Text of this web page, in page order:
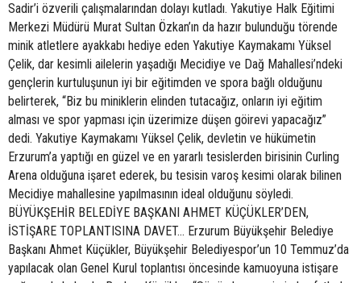
Sadir’i özverili çalışmalarından dolayı kutladı. Yakutiye Halk Eğitimi
Merkezi Müdürü Murat Sultan Özkan’ın da hazır bulunduğu törende
minik atletlere ayakkabı hediye eden Yakutiye Kaymakamı Yüksel
Çelik, dar kesimli ailelerin yaşadığı Mecidiye ve Dağ Mahallesi’ndeki
gençlerin kurtuluşunun iyi bir eğitimden ve spora bağlı olduğunu
belirterek, “Biz bu miniklerin elinden tutacağız, onların iyi eğitim
alması ve spor yapması için üzerimize düşen göirevi yapacağız”
dedi. Yakutiye Kaymakamı Yüksel Çelik, devletin ve hükümetin
Erzurum’a yaptığı en güzel ve en yararlı tesislerden birisinin Curling
Arena olduğuna işaret ederek, bu tesisin varoş kesimi olarak bilinen
Mecidiye mahallesine yapılmasının ideal olduğunu söyledi.
BÜYÜKŞEHİR BELEDİYE BAŞKANI AHMET KÜÇÜKLER’DEN,
İSTİŞARE TOPLANTISINA DAVET… Erzurum Büyükşehir Belediye
Başkanı Ahmet Küçükler, Büyükşehir Belediyespor’un 10 Temmuz’da
yapılacak olan Genel Kurul toplantısı öncesinde kamuoyuna istişare